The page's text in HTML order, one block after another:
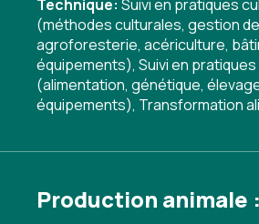
Technique: Suivi en pratiques
(méthodes culturales, gestion de
agroforesterie, acériculture,
équipements), Suivi en pratiques
(alimentation, génétique,
équipements), Transformation
Production animale :